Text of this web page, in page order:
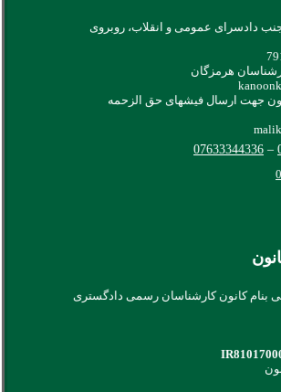
دادسرای عمومی و انقلاب، روبروی
هرمزگان
جهت ارسال فیشهای حق الزحمه
–
07633344336
بنام کانون کارشناسان رسمی دادگستری